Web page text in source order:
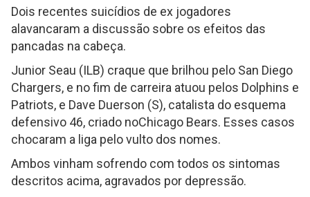
Dois recentes suicídios de ex jogadores
alavancaram a discussão sobre os efeitos das
pancadas na cabeça.
Junior Seau (ILB) craque que brilhou pelo San Diego
Chargers, e no fim de carreira atuou pelos Dolphins e
Patriots, e Dave Duerson (S), catalista do esquema
defensivo 46, criado noChicago Bears. Esses casos
chocaram a liga pelo vulto dos nomes.
Ambos vinham sofrendo com todos os sintomas
descritos acima, agravados por depressão.